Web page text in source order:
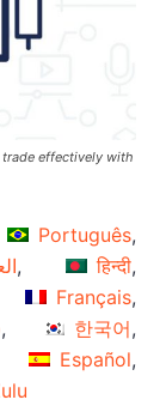
effectively with
Português
हिन्दी
Français
한국어
Español